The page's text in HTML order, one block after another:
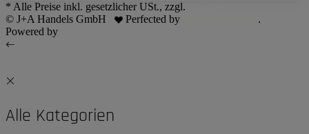
* Alle Preise inkl. gesetzlicher USt., zzgl.
© J+A Handels GmbH
Perfected by
.
Powered by
Alle Kategorien